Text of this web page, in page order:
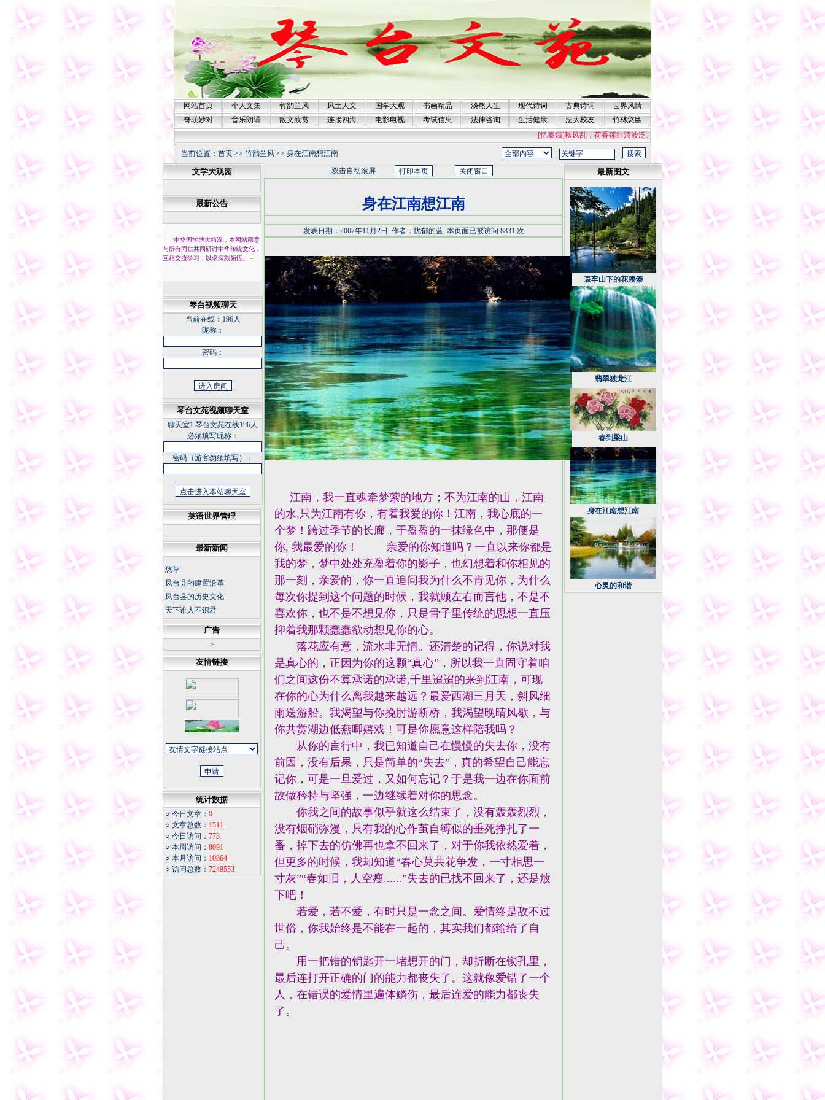
网站首页 个人文集 竹韵兰风 风土人文 国学大观 书画精品 淡然人生 现代诗词 古典诗词
世界风情
奇联妙对
音乐朗诵 散文欣赏 连接四海 电影电视 考试信息 法律咨询 生活健康 法大校友
竹林悠幽
[忆秦娥]秋风乱，荷香莲红清波泛。清波泛，酒冷诗残，兰舟梦断。黄菊开后东风伴，月
当前位置： 首页 >> 竹韵兰风 >> 身在江南想江南
文学大观园
最新公告
中华国学博大精深，本网站愿意
与所有同仁共同研讨中华传统文化，
互相交流学习，以求深刻领悟。
－
琴台视频聊天
当前在线： 196人
昵称：
密码：
琴台文苑视频聊天室
聊天室1 琴台文苑在线196人
必须填写昵称：
密码（游客勿须填写）：
英语世界管理
最新新闻
悠草
凤台县的建置沿革
凤台县的历史文化
天下谁人不识君
中国科幻底气来自大国重器
不断书写荒漠化防治新篇章
坚持正确的思想理念 传承中
华民族灵魂
冬日天寒，我从不怀疑春天
的花朵
同学老照片
福寿康宁
广告
>
友情链接
统计数据
○-今日文章： 0
○-文章总数： 1511
○-今日访问： 773
○-本周访问： 8091
○-本月访问： 10864
○-访问总数： 7249553
双击自动滚屏
身在江南想江南
发表日期：2007年11月2日 作者：忧郁的蓝 本页面已被访问 8831 次
江南，我一直魂牵梦萦的地方；不为江南的山，江南
的水,只为江南有你，有着我爱的你！江南，我心底的一
个梦！跨过季节的长廊，于盈盈的一抹绿色中，那便是
你, 我最爱的你！ 亲爱的你知道吗？一直以来你都是
我的梦，梦中处处充盈着你的影子，也幻想着和你相见的
那一刻，亲爱的，你一直追问我为什么不肯见你，为什么
每次你提到这个问题的时候，我就顾左右而言他，不是不
喜欢你，也不是不想见你，只是骨子里传统的思想一直压
抑着我那颗蠢蠢欲动想见你的心。
落花应有意，流水非无情。还清楚的记得，你说对我
是真心的，正因为你的这颗“真心”，所以我一直固守着咱
们之间这份不算承诺的承诺,千里迢迢的来到江南，可现
在你的心为什么离我越来越远？最爱西湖三月天，斜风细
雨送游船。我渴望与你挽肘游断桥，我渴望晚晴风歇，与
你共赏湖边低燕唧嬉戏！可是你愿意这样陪我吗？
从你的言行中，我已知道自己在慢慢的失去你，没有
前因，没有后果，只是简单的“失去”，真的希望自己能忘
记你，可是一旦爱过，又如何忘记？于是我一边在你面前
故做矜持与坚强，一边继续着对你的思念。
你我之间的故事似乎就这么结束了，没有轰轰烈烈，
没有烟硝弥漫，只有我的心作茧自缚似的垂死挣扎了一
番，掉下去的仿佛再也拿不回来了，对于你我依然爱着，
但更多的时候，我却知道“春心莫共花争发，一寸相思一
寸灰”“春如旧，人空瘦......”失去的已找不回来了，还是放
下吧！
若爱，若不爱，有时只是一念之间。爱情终是敌不过
世俗，你我始终是不能在一起的，其实我们都输给了自
己。
用一把错的钥匙开一堵想开的门，却折断在锁孔里，
最后连打开正确的门的能力都丧失了。这就像爱错了一个
人，在错误的爱情里遍体鳞伤，最后连爱的能力都丧失
了。
最新图文
哀牢山下的花腰傣
翡翠独龙江
春到梁山
身在江南想江南
心灵的和谐